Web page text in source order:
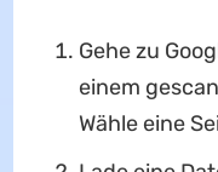
Gehe zu
einem
Wähle eine